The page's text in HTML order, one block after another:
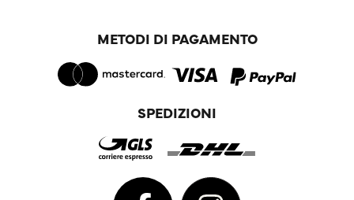
METODI DI PAGAMENTO
SPEDIZIONI